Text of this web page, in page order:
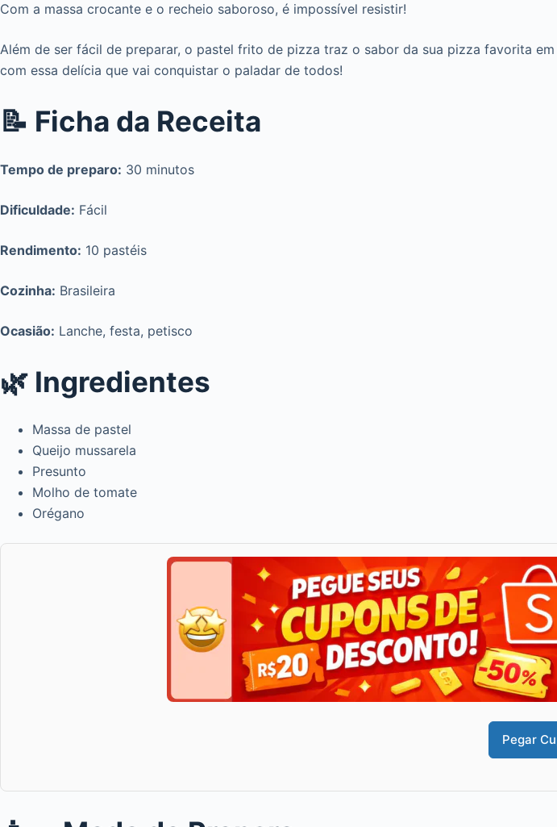
Com a massa crocante e o recheio saboroso, é impossível resistir!
Além de ser fácil de preparar, o pastel frito de pizza traz o sabor da sua pizza favorita
com essa delícia que vai conquistar o paladar de todos!
📝 Ficha da Receita
Tempo de preparo: 30 minutos
Dificuldade: Fácil
Rendimento: 10 pastéis
Cozinha: Brasileira
Ocasião: Lanche, festa, petisco
🌿 Ingredientes
Massa de pastel
Queijo mussarela
Presunto
Molho de tomate
Orégano
Pegar